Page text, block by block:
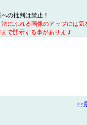
の批判は禁止！
にふれる画像のアップには
で開示する事があります
>>